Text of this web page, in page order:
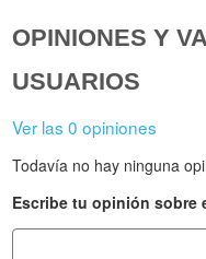
OPINIONES Y
USUARIOS
Ver las 0 opiniones
Todavía no hay ninguna
Escribe tu opinión sobre